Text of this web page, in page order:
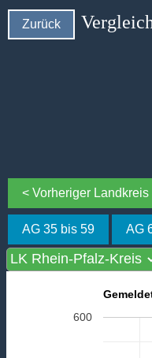
Zurück
< Vorheriger Landkreis
AG 35 bis 59 AG
600